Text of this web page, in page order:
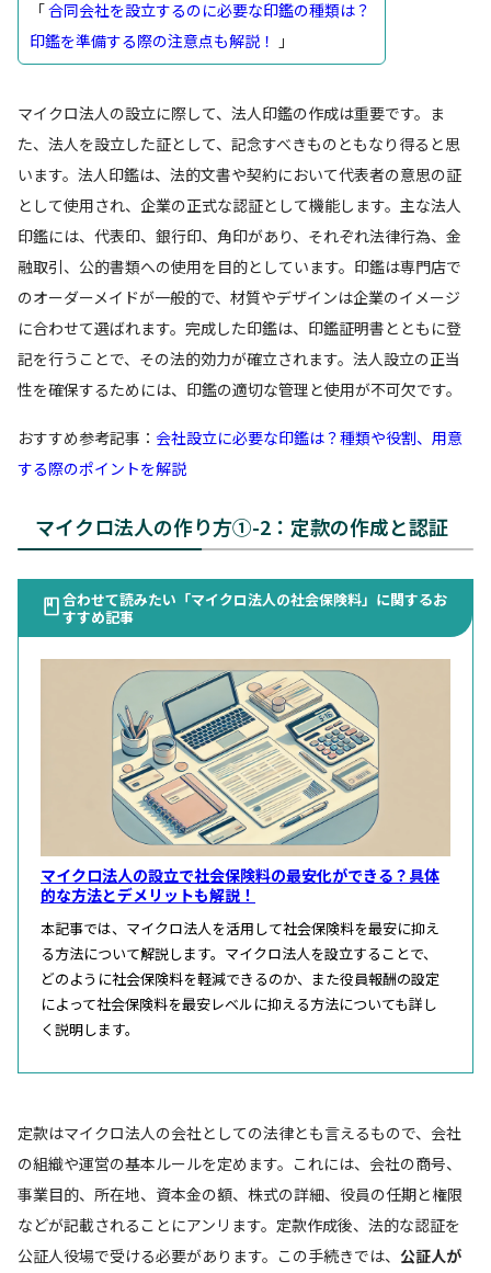
「合同会社を設立するのに必要な印鑑の種類は？
印鑑を準備する際の注意点も解説！
」
マイクロ法人の設立に際して、法人印鑑の作成は重要です。ま
た、法人を設立した証として、記念すべきものともなり得ると思
います。法人印鑑は、法的文書や契約において代表者の意思の証
として使用され、企業の正式な認証として機能します。主な法人
印鑑には、代表印、銀行印、角印があり、それぞれ法律行為、金
融取引、公的書類への使用を目的としています。印鑑は専門店で
のオーダーメイドが一般的で、材質やデザインは企業のイメージ
に合わせて選ばれます。完成した印鑑は、印鑑証明書とともに登
記を行うことで、その法的効力が確立されます。法人設立の正当
性を確保するためには、印鑑の適切な管理と使用が不可欠です。
おすすめ参考記事： 会社設立に必要な印鑑は？種類や役割、用意
する際のポイントを解説
マイクロ法人の作り方①-2：定款の作成と認証
合わせて読みたい「マイクロ法人の社会保険料」に関するお
すすめ記事
マイクロ法人の設立で社会保険料の最安化ができる？具体
的な方法とデメリットも解説！
本記事では、マイクロ法人を活用して社会保険料を最安に抑え
る方法について解説します。マイクロ法人を設立することで、
どのように社会保険料を軽減できるのか、また役員報酬の設定
によって社会保険料を最安レベルに抑える方法についても詳し
く説明します。
定款はマイクロ法人の会社としての法律とも言えるもので、会社
の組織や運営の基本ルールを定めます。これには、会社の商号、
事業目的、所在地、資本金の額、株式の詳細、役員の任期と権限
などが記載されることにアンリます。定款作成後、法的な認証を
公証人役場で受ける必要があります。この手続きでは、 公証人が